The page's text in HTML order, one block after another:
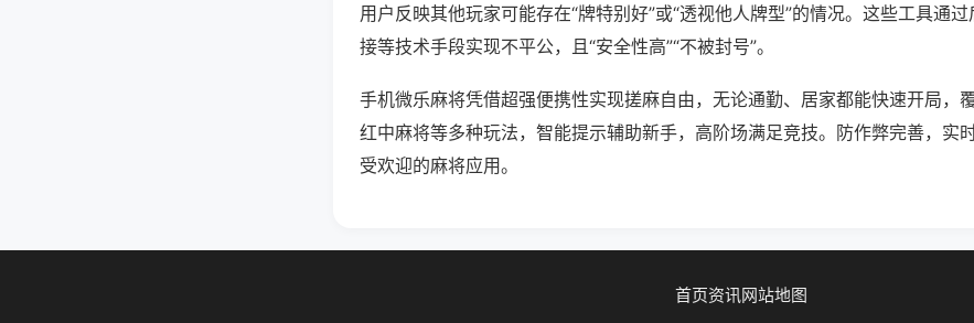
用户反映其他玩家可能存在“牌特别好”或“透视他人牌型”的情况。这些工具通
接等技术手段实现不平公，且“安全性高”“不被封号”。
手机微乐麻将凭借超强便携性实现搓麻自由，无论通勤、居家都能快速开局，
红中麻将等多种玩法，智能提示辅助新手，高阶场满足竞技。防作弊完善，实
受欢迎的麻将应用。
首页资讯网站地图